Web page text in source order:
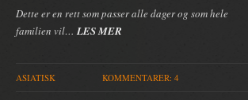
Dette er en rett som passer alle dager og som hele
familien vil… LES MER
ASIATISK KOMMENTARER: 4